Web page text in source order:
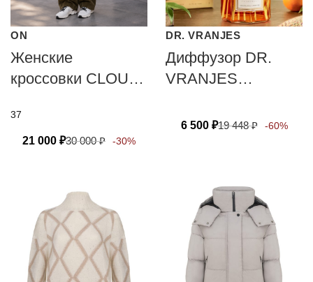
ON
Женские
кроссовки CLOUD
37
21 000 ₽30 000₽ -30%
DR. VRANJES
Диффузор DR.
VRANJES
VANIGLIA
6 500 ₽19 448₽ -60%